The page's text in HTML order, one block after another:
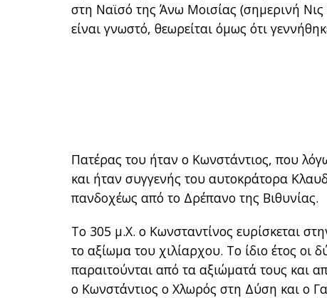
στη Ναϊσό της Άνω Μοισίας (σημερινή Νις
είναι γνωστό, θεωρείται όμως ότι
Πατέρας του ήταν ο Κωνστάντιος, που
και ήταν συγγενής του αυτοκράτορα
πανδοχέως από το Δρέπανο της Βιθυνίας.
Το 305 μ.Χ. ο Κωνσταντίνος ευρίσκεται
το αξίωμα του χιλίαρχου. Το ίδιο έτος οι
παραιτούνται από τα αξιώματά τους και
ο Κωνστάντιος ο Χλωρός στη Δύση και ο